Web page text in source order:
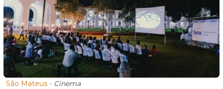
São Mateus - Cinema